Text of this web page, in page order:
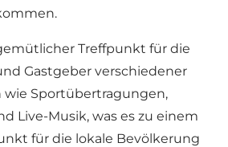
Treffpunkt für die
Gastgeber verschiedener
wie Sportübertragungen,
Live-Musik, was es zu einem
für die lokale Bevölkerung